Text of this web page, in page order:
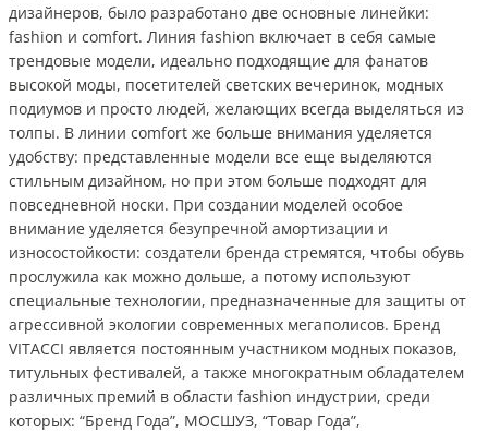
дизайнеров, было разработано две основные линейки:
fashion и comfort. Линия fashion включает в себя самые
трендовые модели, идеально подходящие для фанатов
высокой моды, посетителей светских вечеринок, модных
подиумов и просто людей, желающих всегда выделяться из
толпы. В линии comfort же больше внимания уделяется
удобству: представленные модели все еще выделяются
стильным дизайном, но при этом больше подходят для
повседневной носки. При создании моделей особое
внимание уделяется безупречной амортизации и
износостойкости: создатели бренда стремятся, чтобы обувь
прослужила как можно дольше, а потому используют
специальные технологии, предназначенные для защиты от
агрессивной экологии современных мегаполисов. Бренд
VITACCI является постоянным участником модных показов,
титульных фестивалей, а также многократным обладателем
различных премий в области fashion индустрии, среди
которых: “Бренд Года”, МОСШУЗ, “Товар Года”,